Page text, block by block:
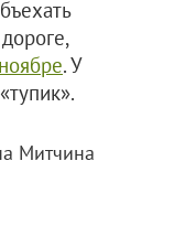
. У
Митчина